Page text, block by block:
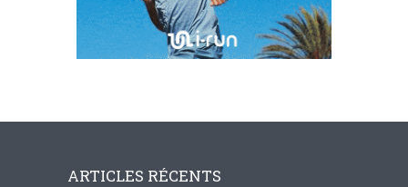
ARTICLES RÉCENTS